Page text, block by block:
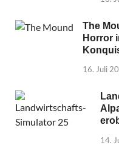
The
Horror
16. Juli
14.